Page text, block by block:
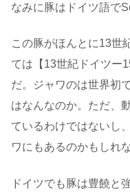
なみに豚はドイツ語で
この豚がほんとに13世
ては【13世紀ドイツー
だ。ジャワのは世界初
はなんなのか。ただ、
ているわけではないし
ワにもあるのかもしれな
ドイツでも豚は豊饒と